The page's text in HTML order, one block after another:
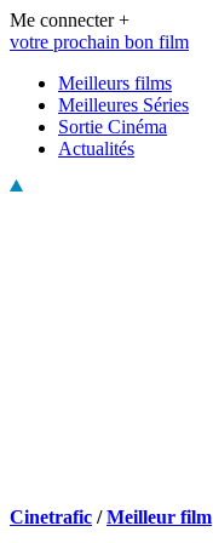
Me connecter +
votre prochain bon film
Meilleurs films
Meilleures Séries
Sortie Cinéma
Actualités
Cinetrafic /Meilleur film